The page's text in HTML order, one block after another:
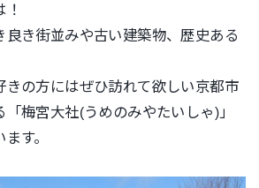
良き街並みや古い建築物、歴史ある
きの方にはぜひ訪れて欲しい京都市
梅宮大社(うめのみやたいしゃ)」
す。